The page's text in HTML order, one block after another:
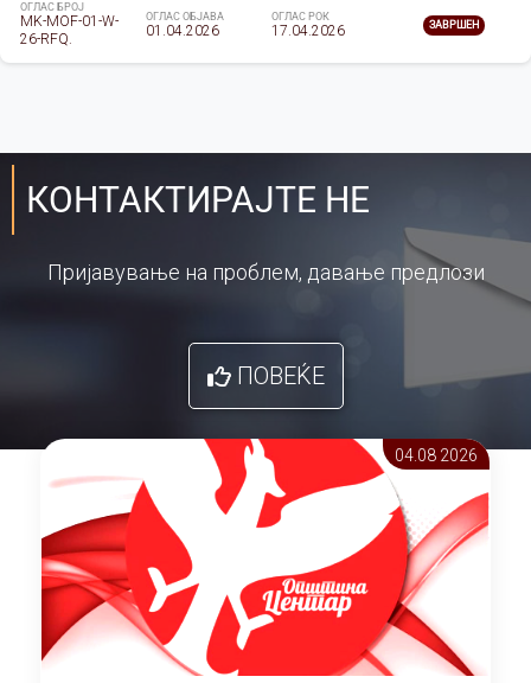
ОГЛАС БРОЈ
MK-MOF-01-W-
26-RFQ.
ОГЛАС ОБЈАВА
01.04.2026
ОГЛАС РОК
17.04.2026 ЗАВРШЕН
КОНТАКТИРАЈТЕ НЕ
Пријавување на проблем, давање предлози
ПОВЕЌЕ
04.08 2026